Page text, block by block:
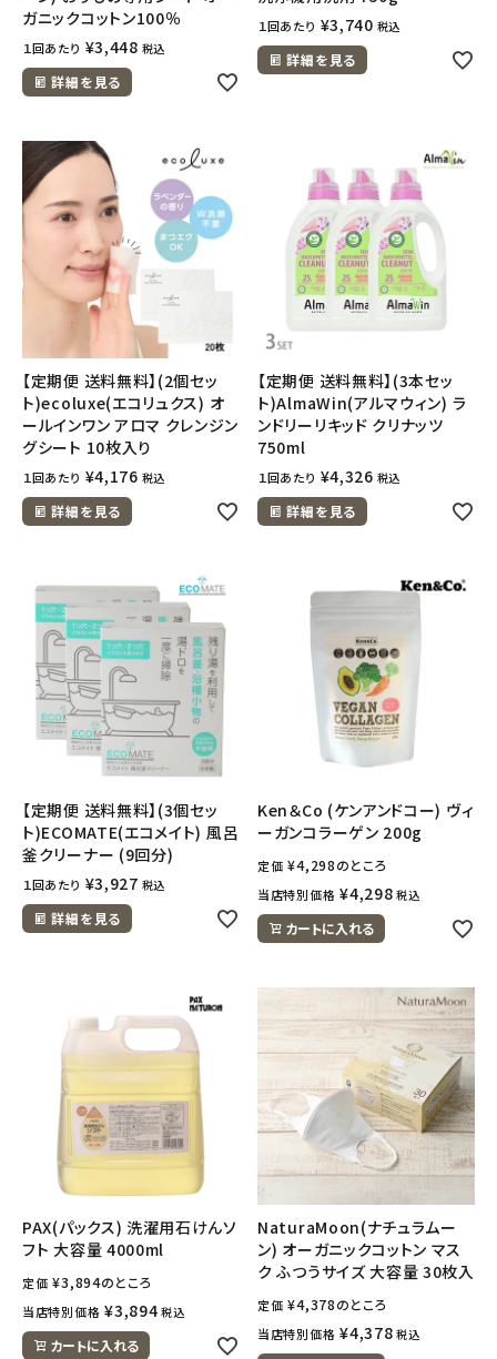
ガニックコットン100％
１回あたり ¥3,448 税込
詳細を見る
１回あたり ¥3,740 税込
詳細を見る
【定期便 送料無料】(2個セッ
ト)ecoluxe(エコリュクス) オ
ールインワン アロマ クレンジン
グシート 10枚入り
１回あたり ¥4,176 税込
詳細を見る
【定期便 送料無料】(3本セッ
ト)AlmaWin(アルマウィン) ラ
ンドリーリキッド クリナッツ
750ml
１回あたり ¥4,326 税込
詳細を見る
【定期便 送料無料】(3個セッ
ト)ECOMATE(エコメイト) 風呂
釜クリーナー (9回分)
１回あたり ¥3,927 税込
詳細を見る
Ken＆Co (ケンアンドコー) ヴィ
ーガンコラーゲン 200g
定価 ¥4,298のところ
当店特別価格 ¥4,298 税込
カートに入れる
PAX(パックス) 洗濯用石けんソ
フト 大容量 4000ml
定価 ¥3,894のところ
当店特別価格 ¥3,894 税込
カートに入れる
NaturaMoon(ナチュラムー
ン) オーガニックコットン マス
ク ふつうサイズ 大容量 30枚入
定価 ¥4,378のところ
当店特別価格 ¥4,378 税込